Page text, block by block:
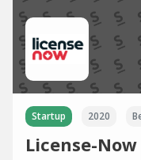
Startup 2020
License-Now